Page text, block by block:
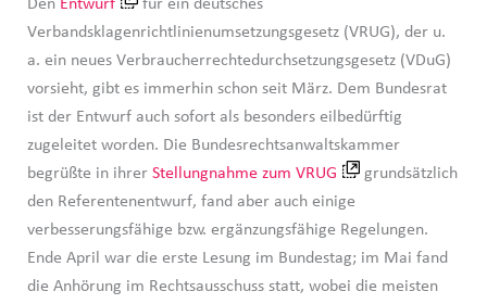
Den Entwurf
für ein deutsches
Verbandsklagenrichtlinienumsetzungsgesetz (VRUG), der u.
a. ein neues Verbraucherrechtedurchsetzungsgesetz (VDuG)
vorsieht, gibt es immerhin schon seit März. Dem Bundesrat
ist der Entwurf auch sofort als besonders eilbedürftig
zugeleitet worden. Die Bundesrechtsanwaltskammer
begrüßte in ihrer Stellungnahme zum VRUG
grundsätzlich
den Referentenentwurf, fand aber auch einige
verbesserungsfähige bzw. ergänzungsfähige Regelungen.
Ende April war die erste Lesung im Bundestag; im Mai fand
die Anhörung im Rechtsausschuss statt, wobei die meisten